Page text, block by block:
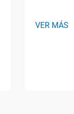
VER MÁS